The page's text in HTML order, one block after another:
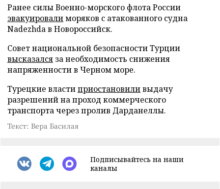
Ранее силы Военно-морского флота России
эвакуировалиморяков с атакованного судна
Nadezhda в Новороссийск.
Совет национальной безопасности Турции
высказался за необходимость снижения
напряженности в Черном море.
Турецкие властиприостановиливыдачу
разрешений на проход коммерческого
транспорта через пролив Дарданеллы.
Текст: Вера Басилая
Подписывайтесь на наши
каналы